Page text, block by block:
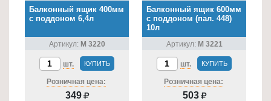
Балконный ящик 400мм
с поддоном 6,4л
Артикул: М 3220
шт. КУПИТЬ
Розничная цена:
349
Балконный ящик 600мм
с поддоном (пал. 448)
10л
Артикул: М 3221
шт. КУПИТЬ
Розничная цена:
503
для
кухни
≡
Товары